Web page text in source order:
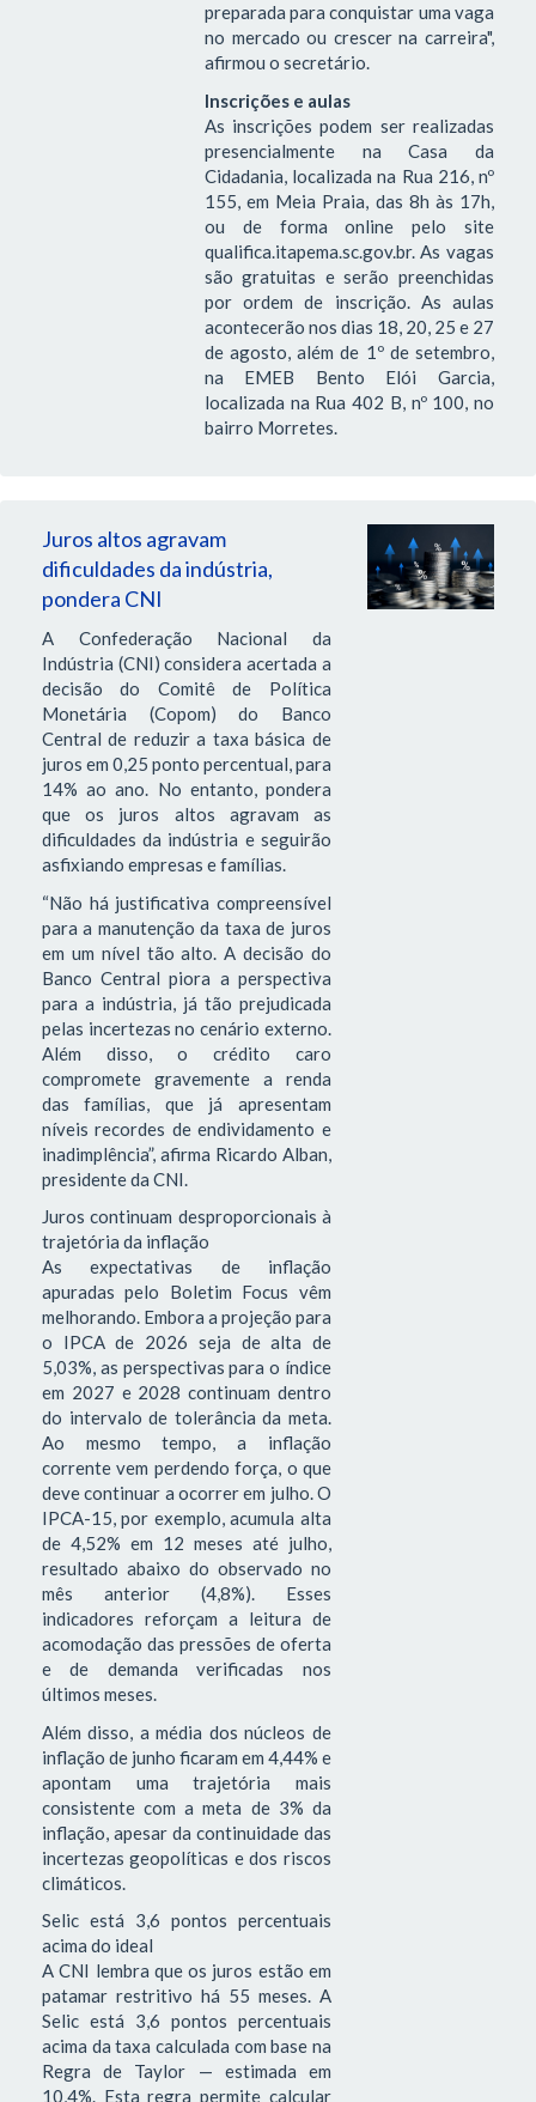
preparada para conquistar uma vaga
no mercado ou crescer na carreira",
afirmou o secretário.
Inscrições e aulas
As inscrições podem ser realizadas
presencialmente na Casa da
Cidadania, localizada na Rua 216, nº
155, em Meia Praia, das 8h às 17h,
ou de forma online pelo site
qualifica.itapema.sc.gov.br. As vagas
são gratuitas e serão preenchidas
por ordem de inscrição. As aulas
acontecerão nos dias 18, 20, 25 e 27
de agosto, além de 1º de setembro,
na EMEB Bento Elói Garcia,
localizada na Rua 402 B, nº 100, no
bairro Morretes.
Juros altos agravam
dificuldades da indústria,
pondera CNI
A Confederação Nacional da
Indústria (CNI) considera acertada a
decisão do Comitê de Política
Monetária (Copom) do Banco
Central de reduzir a taxa básica de
juros em 0,25 ponto percentual, para
14% ao ano. No entanto, pondera
que os juros altos agravam as
dificuldades da indústria e seguirão
asfixiando empresas e famílias.
“Não há justificativa compreensível
para a manutenção da taxa de juros
em um nível tão alto. A decisão do
Banco Central piora a perspectiva
para a indústria, já tão prejudicada
pelas incertezas no cenário externo.
Além disso, o crédito caro
compromete gravemente a renda
das famílias, que já apresentam
níveis recordes de endividamento e
inadimplência”, afirma Ricardo Alban,
presidente da CNI.
Juros continuam desproporcionais à
trajetória da inflação
As expectativas de inflação
apuradas pelo Boletim Focus vêm
melhorando. Embora a projeção para
o IPCA de 2026 seja de alta de
5,03%, as perspectivas para o índice
em 2027 e 2028 continuam dentro
do intervalo de tolerância da meta.
Ao mesmo tempo, a inflação
corrente vem perdendo força, o que
deve continuar a ocorrer em julho. O
IPCA-15, por exemplo, acumula alta
de 4,52% em 12 meses até julho,
resultado abaixo do observado no
mês anterior (4,8%). Esses
indicadores reforçam a leitura de
acomodação das pressões de oferta
e de demanda verificadas nos
últimos meses.
Além disso, a média dos núcleos de
inflação de junho ficaram em 4,44% e
apontam uma trajetória mais
consistente com a meta de 3% da
inflação, apesar da continuidade das
incertezas geopolíticas e dos riscos
climáticos.
Selic está 3,6 pontos percentuais
acima do ideal
A CNI lembra que os juros estão em
patamar restritivo há 55 meses. A
Selic está 3,6 pontos percentuais
acima da taxa calculada com base na
Regra de Taylor — estimada em
10,4%. Esta regra permite calcular